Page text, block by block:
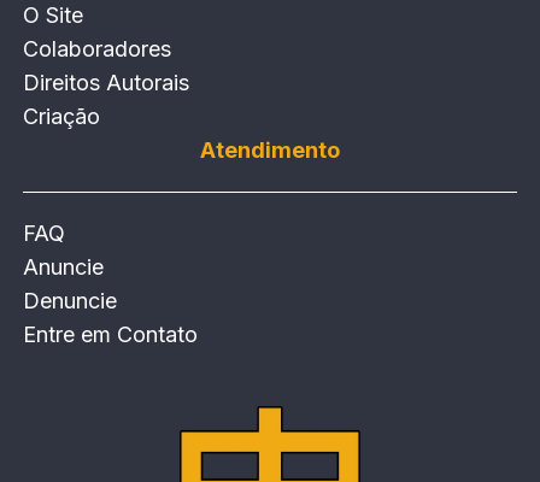
O Site
Colaboradores
Direitos Autorais
Criação
Atendimento
FAQ
Anuncie
Denuncie
Entre em Contato